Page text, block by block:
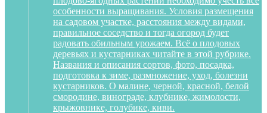
особенности выращивания. Условия размещения
на садовом участке, расстояния между видами,
правильное соседство и тогда огород будет
радовать обильным урожаем. Всё о плодовых
деревьях и кустарниках читайте в этой рубрике.
Названия и описания сортов, фото, посадка,
подготовка к зиме, размножение, уход, болезни
кустарников. О малине, черной, красной, белой
смородине, винограде, клубнике, жимолости,
крыжовнике, голубике, киви.